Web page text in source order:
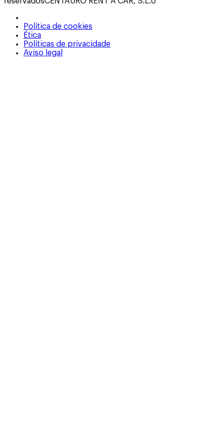
Política de cookies
Ética
Políticas de privacidade
Aviso legal